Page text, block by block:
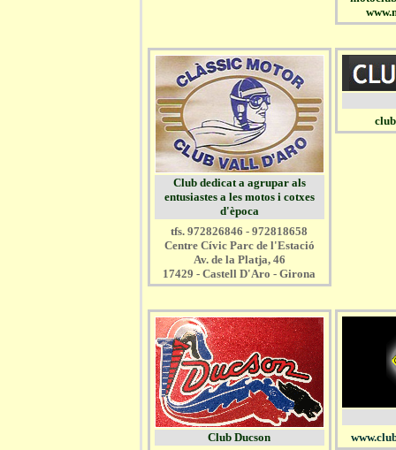
Club dedicat a agrupar als
entusiastes a les motos i cotxes
d'època
tfs. 972826846 - 972818658
Centre Cívic Parc de l'Estació
Av. de la Platja, 46
17429 - Castell D'Aro - Girona
Club Ducson